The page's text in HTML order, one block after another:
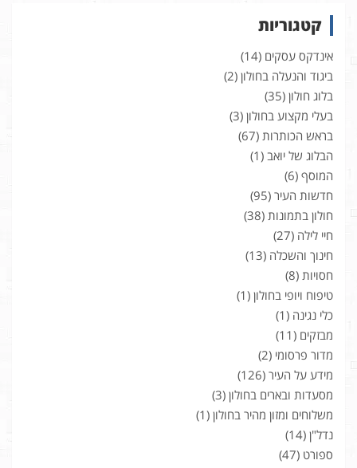
קטגוריות
אינדקס עסקים (14)
ביגוד והנעלה בחולון (2)
בלוג חולון (35)
בעלי מקצוע בחולון (3)
בראש הכותרות (67)
הבלוג של יואב (1)
המוסף (6)
חדשות העיר (95)
חולון בתמונות (38)
חיי לילה (27)
חינוך והשכלה (13)
חסויות (8)
טיפוח ויופי בחולון (1)
כלי נגינה (1)
מבזקים (11)
מדור פרסומי (2)
מידע על העיר (126)
מסעדות ובארים בחולון (3)
משלוחים ומזון מהיר בחולון (1)
נדל"ן (14)
ספורט (47)